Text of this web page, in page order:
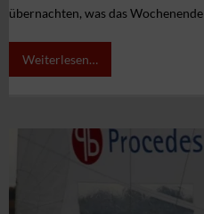
übernachten, was das
Weiterlesen…